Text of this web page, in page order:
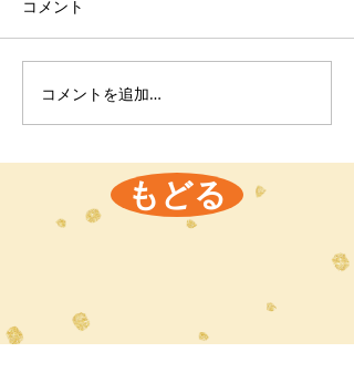
コメント
コメントを追加…
もどる